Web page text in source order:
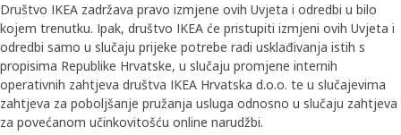
Društvo IKEA zadržava pravo izmjene ovih Uvjeta i odredbi u bilo
kojem trenutku. Ipak, društvo IKEA će pristupiti izmjeni ovih Uvjeta i
odredbi samo u slučaju prijeke potrebe radi usklađivanja istih s
propisima Republike Hrvatske, u slučaju promjene internih
operativnih zahtjeva društva IKEA Hrvatska d.o.o. te u slučajevima
zahtjeva za poboljšanje pružanja usluga odnosno u slučaju zahtjeva
za povećanom učinkovitošću online narudžbi.